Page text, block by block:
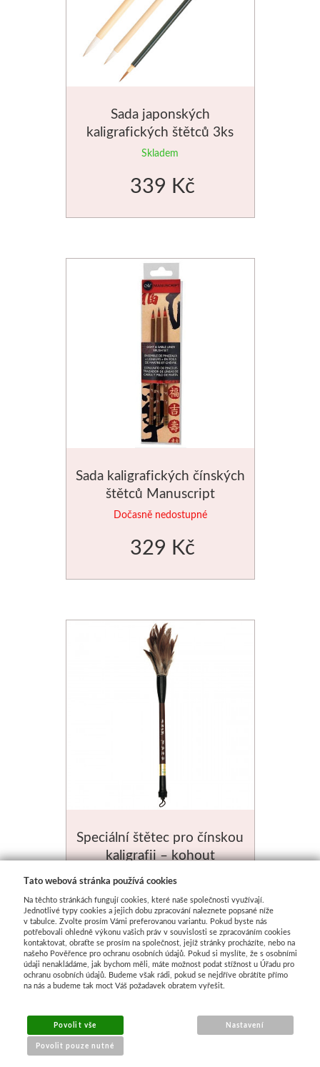
Sada japonských
kaligrafických štětců 3ks
pro začátečníky
Skladem
339 Kč
Sada kaligrafických čínských
štětců Manuscript
Dočasně nedostupné
329 Kč
Speciální štětec pro čínskou
kaligrafii – kohout
Skladem
565 Kč
Tato webová stránka používá cookies
Na těchto stránkách fungují cookies, které naše společnosti využívají.
Jednotlivé typy cookies a jejich dobu zpracování naleznete popsané níže
v tabulce. Zvolte prosím Vámi preferovanou variantu. Pokud byste nás
potřebovali ohledně výkonu vašich práv v souvislosti se zpracováním cookies
kontaktovat, obraťte se prosím na společnost, jejíž stránky procházíte, nebo na
našeho Pověřence pro ochranu osobních údajů. Pokud si myslíte, že s osobními
údaji nenakládáme, jak bychom měli, máte možnost podat stížnost u Úřadu pro
ochranu osobních údajů. Budeme však rádi, pokud se nejdříve obrátíte přímo
na nás a budeme tak moct Váš požadavek obratem vyřešit.
Povolit vše
Povolit pouze nutné
Nastavení